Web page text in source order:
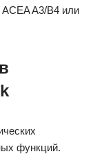
A3/B4 или
функций.